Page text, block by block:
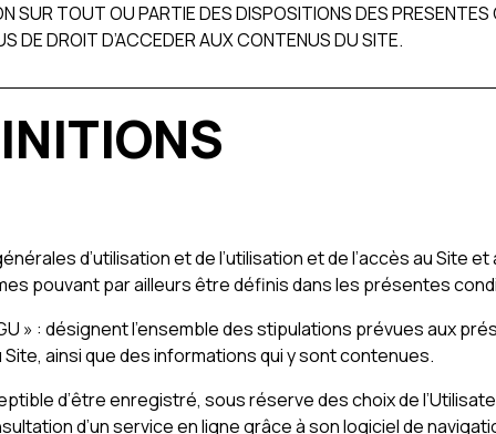
SUR TOUT OU PARTIE DES DISPOSITIONS DES
DE DROIT D’ACCEDER AUX CONTENUS DU SITE.
d’utilisation et de l’utilisation et de l’accès au Site
pouvant par ailleurs être définis dans les présentes
» : désignent l’ensemble des stipulations prévues aux
ainsi que des informations qui y sont contenues.
d’être enregistré, sous réserve des choix de
d’un service en ligne grâce à son logiciel de